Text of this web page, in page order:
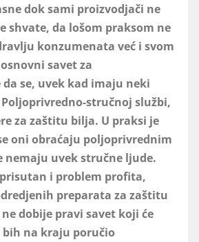
dok sami proizvodjači ne
shvate, da lošom praksom ne
konzumenata već i svom
savet za
se, uvek kad imaju neki
stručnoj službi,
za zaštitu bilja. U praksi je
oni obraćaju poljoprivrednim
nemaju uvek stručne ljude.
i problem profita,
preparata za zaštitu
dobije pravi savet koji će
bih na kraju poručio